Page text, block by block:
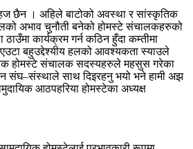
छैन । अहिले बाटोको अवस्था र सांस्कृतिक
अभाव चुनौती बनेको होमस्टे संचालकहरुको
कार्यक्रम गर्न कठिन हुँदा कम्तीमा
बहुउद्देश्यीय हलको आवश्यकता स्याउले
होमस्टे संचालक सदस्यहरुले महसुस गरेका
संघ–संस्थाले साथ दिइरहनु भयो भने हामी अझ
आठपहरिया होमस्टेका अध्यक्ष